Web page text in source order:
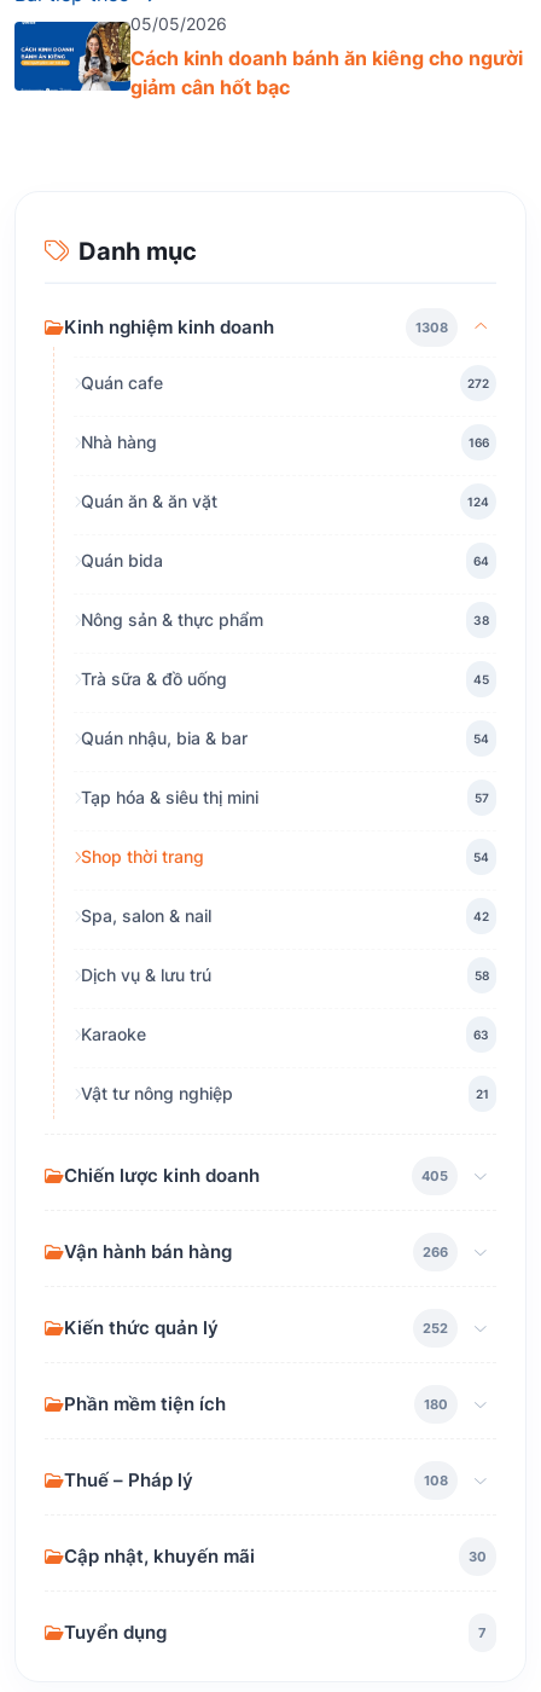
05/05/2026
Cách kinh doanh bánh ăn kiêng cho người
giảm cân hốt bạc
Danh mục
Kinh nghiệm kinh doanh 1308
Quán cafe 272
Nhà hàng 166
Quán ăn & ăn vặt 124
Quán bida 64
Nông sản & thực phẩm 38
Trà sữa & đồ uống 45
Quán nhậu, bia & bar 54
Tạp hóa & siêu thị mini 57
Shop thời trang 54
Spa, salon & nail 42
Dịch vụ & lưu trú 58
Karaoke 63
Vật tư nông nghiệp 21
Chiến lược kinh doanh 405
Vận hành bán hàng 266
Kiến thức quản lý 252
Phần mềm tiện ích 180
Thuế – Pháp lý 108
Cập nhật, khuyến mãi 30
Tuyển dụng 7